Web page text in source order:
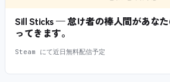
Sill Sticks — 怠け者の棒人間があな
ってきます。
Steam にて近日無料配信予定